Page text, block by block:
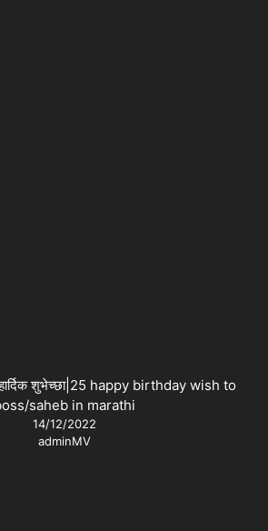
हार्दिक शुभेच्छा|25 happy birthday wish to
saheb in marathi
14/12/2022
adminMV